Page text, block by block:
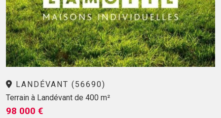
LANDÉVANT (56690)
Terrain à Landévant de 400 m²
98 000 €